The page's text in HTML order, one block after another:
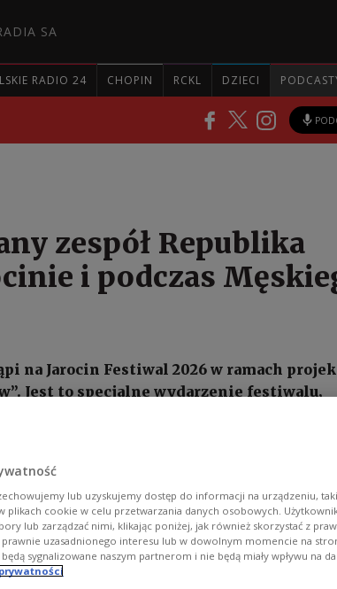
SA
RADIO 24 CHOPIN RCKL DZIECI
zespół Republika
i podczas
na Jarocin Festiwal 2026 w ramach
Jest to specjalne wydarzenie festiwalu,
premiery brytyjskiego filmu
Twoja Krew”.
lub uzyskujemy dostęp do informacji na urządzeniu,
plikach cookie w celu przetwarzania danych osobowych.
lub zarządzać nimi, klikając poniżej, jak również skorzystać z
prawnie uzasadnionego interesu lub w dowolnym momencie na
sygnalizowane naszym partnerom i nie będą miały wpływu na